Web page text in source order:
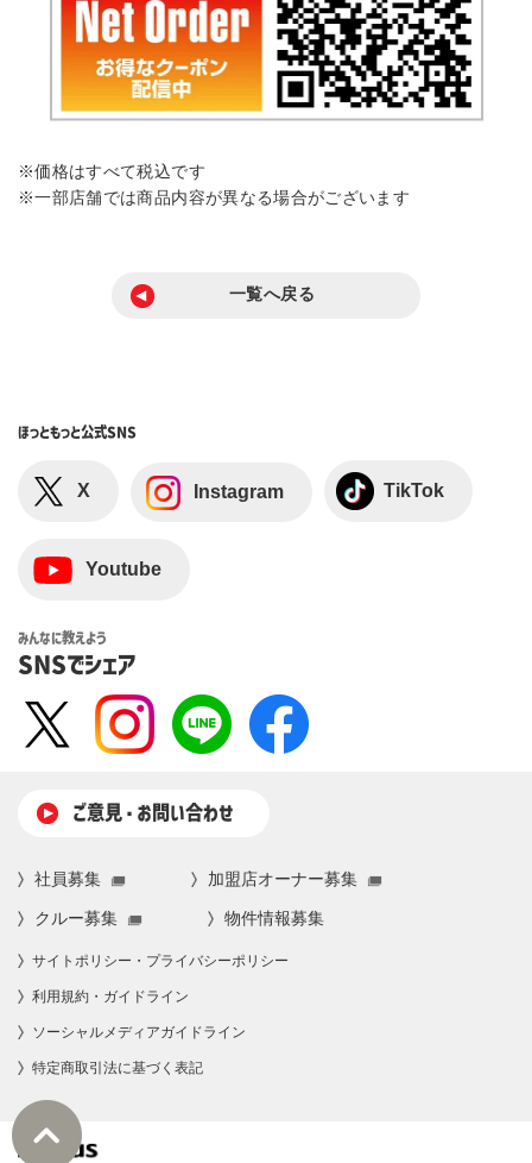
※価格はすべて税込です
※一部店舗では商品内容が異なる場合がございます
一覧へ戻る
ほっともっと公式SNS
X Instagram TikTok
Youtube
みんなに教えよう
SNSでシェア
ご意⾒・お問い合わせ
社員募集 加盟店オーナー募集
クルー募集 物件情報募集
サイトポリシー・プライバシーポリシー
利⽤規約・ガイドライン
ソーシャルメディアガイドライン
特定商取引法に基づく表記